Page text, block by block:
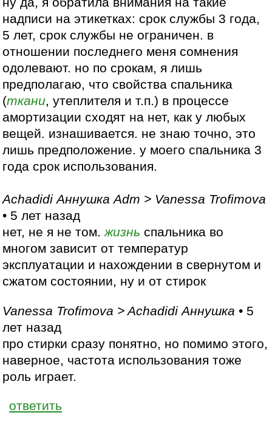
надписи на этикетках: срок службы 3 года,
5 лет, срок службы не ограничен. в
отношении последнего меня сомнения
одолевают. но по срокам, я лишь
предполагаю, что свойства спальника
(ткани, утеплителя и т.п.) в процессе
амортизации сходят на нет, как у любых
вещей. изнашивается. не знаю точно, это
лишь предположение. у моего спальника 3
года срок использования.
Achadidi Аннушка Adm > Vanessa Trofimova
• 5 лет назад
нет, не я не том.жизнь спальника во
многом зависит от температур
эксплуатации и нахождении в свернутом и
сжатом состоянии, ну и от стирок
Vanessa Trofimova > Achadidi Аннушка • 5
лет назад
про стирки сразу понятно, но помимо этого,
наверное, частота использования тоже
роль играет.
ответить